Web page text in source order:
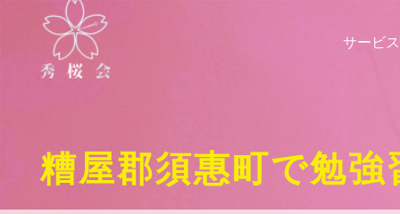
サービス
糟屋郡須惠町で勉